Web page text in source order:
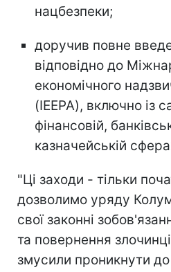
нацбезпеки;
доручив повне
відповідно до
економічного
(IEEPA), включно із
фінансовій,
казначейській
"Ці заходи - тільки
дозволимо уряду
свої законні
та повернення
змусили проникнути